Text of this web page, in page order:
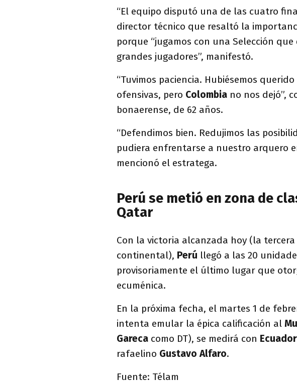
“El equipo disputó una de las cuatro
director técnico que resaltó la
porque “jugamos con una Selección
grandes jugadores”, manifestó.
“Tuvimos paciencia. Hubiésemos
ofensivas, pero Colombia no nos dejó”,
bonaerense, de 62 años.
“Defendimos bien. Redujimos las
pudiera enfrentarse a nuestro arquero
mencionó el estratega.
Perú se metió en zona de
Qatar
Con la victoria alcanzada hoy (la
continental), Perú llegó a las 20
provisoriamente el último lugar que
ecuménica.
En la próxima fecha, el martes 1 de
intenta emular la épica calificación al
Gareca como DT), se medirá con Ecuador
rafaelino Gustavo Alfaro.
Fuente: Télam